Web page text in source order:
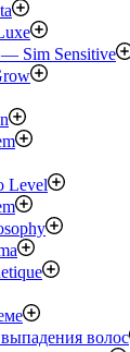
— Sim Sensitive
Level
волос